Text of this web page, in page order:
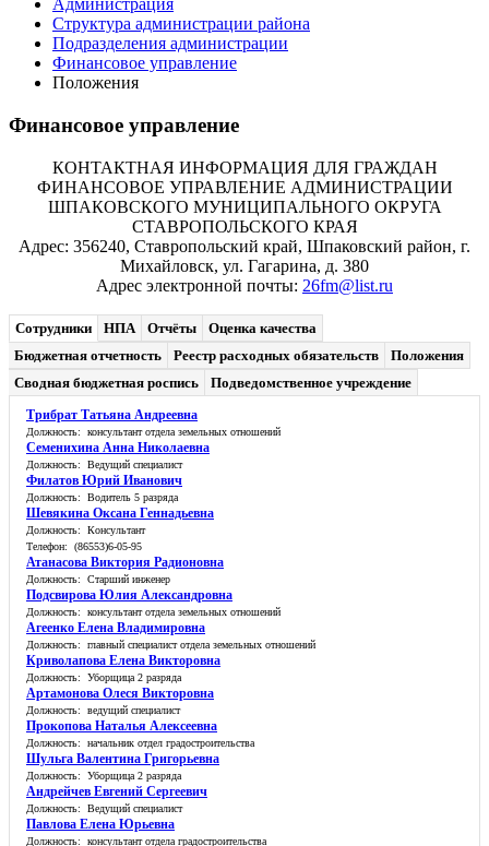
Администрация
Структура администрации района
Подразделения администрации
Финансовое управление
Положения
Финансовое управление
КОНТАКТНАЯ ИНФОРМАЦИЯ ДЛЯ ГРАЖДАН
ФИНАНСОВОЕ УПРАВЛЕНИЕ АДМИНИСТРАЦИИ
ШПАКОВСКОГО МУНИЦИПАЛЬНОГО ОКРУГА
СТАВРОПОЛЬСКОГО КРАЯ
Адрес: 356240, Ставропольский край, Шпаковский район, г.
Михайловск, ул. Гагарина, д. 380
Адрес электронной почты: 26fm@list.ru
Сотрудники НПА Отчёты
Оценка качества
Бюджетная отчетность
Реестр расходных обязательств
Положения
Сводная бюджетная роспись
Подведомственное учреждение
Трибрат Татьяна Андреевна
Должность: консультант отдела земельных отношений
Семенихина Анна Николаевна
Должность: Ведущий специалист
Филатов Юрий Иванович
Должность: Водитель 5 разряда
Шевякина Оксана Геннадьевна
Должность: Консультант
Телефон: (86553)6-05-95
Атанасова Виктория Радионовна
Должность: Старший инженер
Подсвирова Юлия Александровна
Должность: консультант отдела земельных отношений
Агеенко Елена Владимировна
Должность: главный специалист отдела земельных отношений
Криволапова Елена Викторовна
Должность: Уборщица 2 разряда
Артамонова Олеся Викторовна
Должность: ведущий специалист
Прокопова Наталья Алексеевна
Должность: начальник отдел градостроительства
Шульга Валентина Григорьевна
Должность: Уборщица 2 разряда
Андрейчев Евгений Сергеевич
Должность: Ведущий специалист
Павлова Елена Юрьевна
Должность: консультант отдела градостроительства